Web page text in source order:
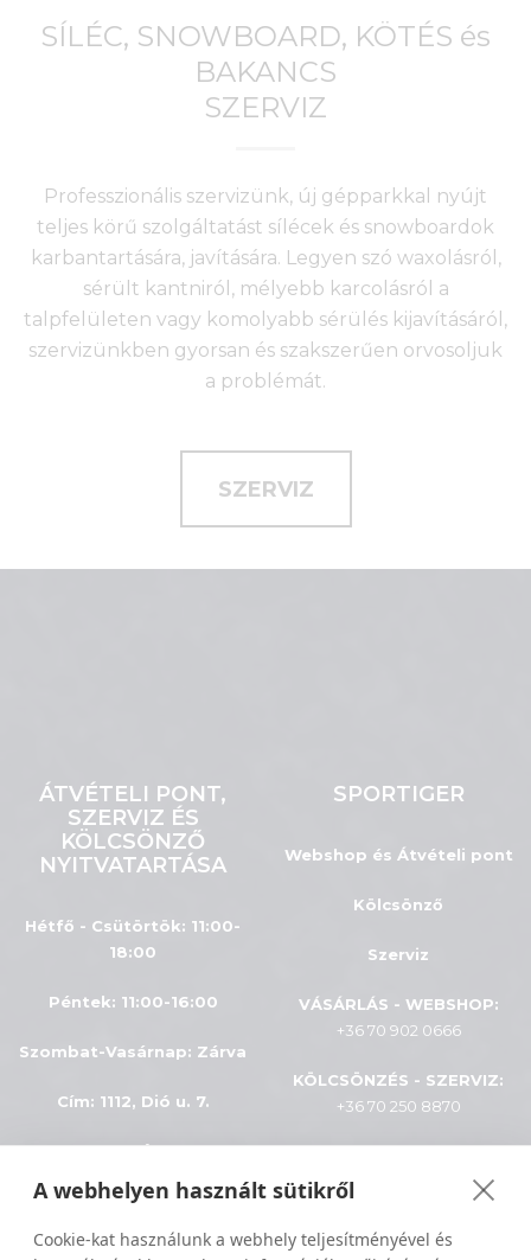
SÍLÉC, SNOWBOARD, KÖTÉS és
BAKANCS
SZERVIZ
Professzionális szervizünk, új gépparkkal nyújt
teljes körű szolgáltatást sílécek és snowboardok
karbantartására, javítására. Legyen szó waxolásról,
sérült kantniról, mélyebb karcolásról a
talpfelületen vagy komolyabb sérülés kijavításáról,
szervizünkben gyorsan és szakszerűen orvosoljuk
a problémát.
SZERVIZ
ÁTVÉTELI PONT,
SZERVIZ ÉS
KÖLCSÖNZŐ
NYITVATARTÁSA
Hétfő - Csütörtök: 11:00-
18:00
Péntek: 11:00-16:00
Szombat-Vasárnap: Zárva
Cím: 1112, Dió u. 7.
SPORTIGER
Webshop és Átvételi pont
Kölcsönző
Szerviz
VÁSÁRLÁS - WEBSHOP:
+36 70 902 0666
KÖLCSÖNZÉS - SZERVIZ:
+36 70 250 8870
Sportiger
A webhelyen használt sütikről
Cookie-kat használunk a webhely teljesítményével és